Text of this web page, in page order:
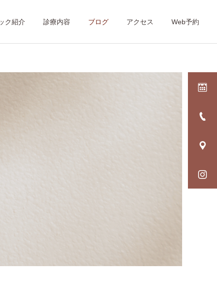
ク紹介 診療内容 ブログ アクセス Web予約
詳細を見る
インプラント